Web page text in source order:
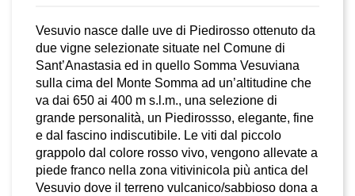
Vesuvio nasce dalle uve di Piedirosso ottenuto da
due vigne selezionate situate nel Comune di
Sant’Anastasia ed in quello Somma Vesuviana
sulla cima del Monte Somma ad un’altitudine che
va dai 650 ai 400 m s.l.m., una selezione di
grande personalità, un Piedirossso, elegante, fine
e dal fascino indiscutibile. Le viti dal piccolo
grappolo dal colore rosso vivo, vengono allevate a
piede franco nella zona vitivinicola più antica del
Vesuvio dove il terreno vulcanico/sabbioso dona a